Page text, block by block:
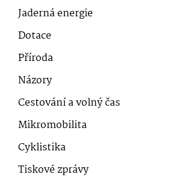
Jaderná energie
Dotace
Příroda
Názory
Cestování a volný čas
Mikromobilita
Cyklistika
Tiskové zprávy